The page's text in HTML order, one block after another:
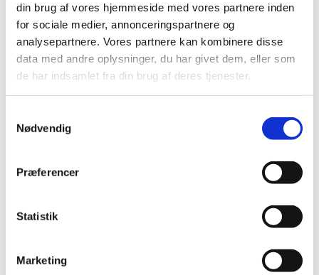
din brug af vores hjemmeside med vores partnere inden
for sociale medier, annonceringspartnere og
analysepartnere. Vores partnere kan kombinere disse
data med andre oplysninger, du har givet dem, eller som
de har indsamlet fra din brug af deres tjenester.
Nødvendig
Præferencer
Statistik
Marketing